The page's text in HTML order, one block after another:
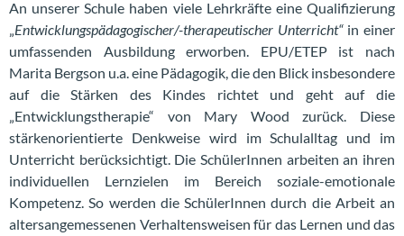
An unserer Schule haben viele Lehrkräfte eine Qualifizierung
„Entwicklungspädagogischer/-therapeutischer Unterricht“in einer
umfassenden Ausbildung erworben. EPU/ETEP ist nach
Marita Bergson u.a. eine Pädagogik, die den Blick insbesondere
auf die Stärken des Kindes richtet und geht auf die
„Entwicklungstherapie“ von Mary Wood zurück. Diese
stärkenorientierte Denkweise wird im Schulalltag und im
Unterricht berücksichtigt. Die SchülerInnen arbeiten an ihren
individuellen Lernzielen im Bereich soziale-emotionale
Kompetenz. So werden die SchülerInnen durch die Arbeit an
altersangemessenen Verhaltensweisen für das Lernen und das